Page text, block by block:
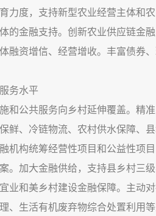
力度，支持新型农业经营主体和
的金融支持。创新农业供应链金
融资增信、经营增收。丰富债券
务水平
公共服务向乡村延伸覆盖。精
鲜、冷链物流、农村供水保障、
机构统筹经营性项目和公益性项
。加大金融供给，支持县乡村三
和美乡村建设金融保障。主动
、生活有机废弃物综合处置利用